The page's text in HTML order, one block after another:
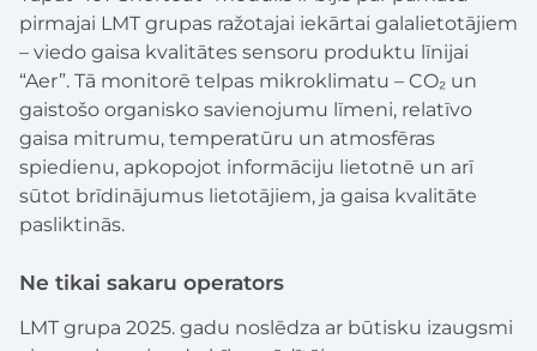
pirmajai LMT grupas ražotajai iekārtai galalietotājiem
– viedo gaisa kvalitātes sensoru produktu līnijai
“Aer”. Tā monitorē telpas mikroklimatu – CO₂ un
gaistošo organisko savienojumu līmeni, relatīvo
gaisa mitrumu, temperatūru un atmosfēras
spiedienu, apkopojot informāciju lietotnē un arī
sūtot brīdinājumus lietotājiem, ja gaisa kvalitāte
pasliktinās.
Ne tikai sakaru operators
LMT grupa 2025. gadu noslēdza ar būtisku izaugsmi